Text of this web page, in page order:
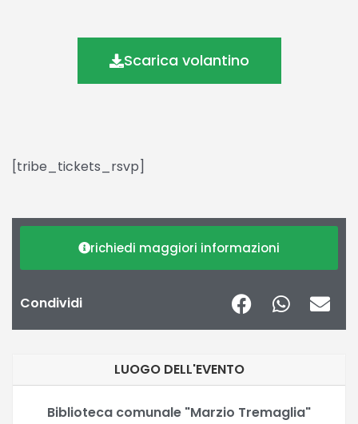
Scarica volantino
[tribe_tickets_rsvp]
richiedi maggiori informazioni
Condividi
LUOGO DELL'EVENTO
Biblioteca comunale "Marzio Tremaglia"